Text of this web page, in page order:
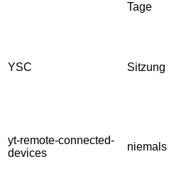
Tage
YSC Sitzung
yt-remote-connected-
devices
niemals